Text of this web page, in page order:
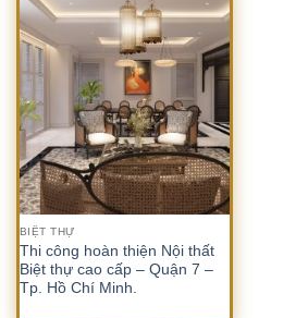
On sale(1)
Danh mục sản phẩm
Danh mục sản phẩm
Thẻ sản phẩm
BIỆT THỰ
Thi công hoàn thiện Nội thất
Biệt thự cao cấp – Quận 7 –
Tp. Hồ Chí Minh.